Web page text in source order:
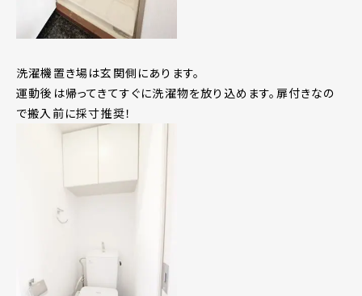
洗濯機置き場は玄関側にあります。
運動後は帰ってきてすぐに洗濯物を放り込めます。扉付きなの
で搬入前に採寸推奨！